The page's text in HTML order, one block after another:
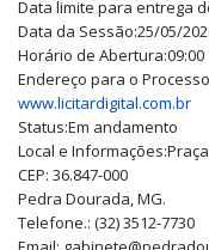
Data limite para entrega
Data da Sessão:25/05/
Horário de Abertura:09:00
Endereço para o
www.licitardigital.com.br
Status:Em andamento
Local e Informações:
CEP: 36.847-000
Pedra Dourada, MG.
Telefone.: (32) 3512-7730